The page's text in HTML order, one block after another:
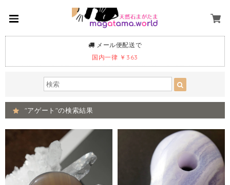
メール便配送で
国内一律 ￥363
"アゲート"の検索結果